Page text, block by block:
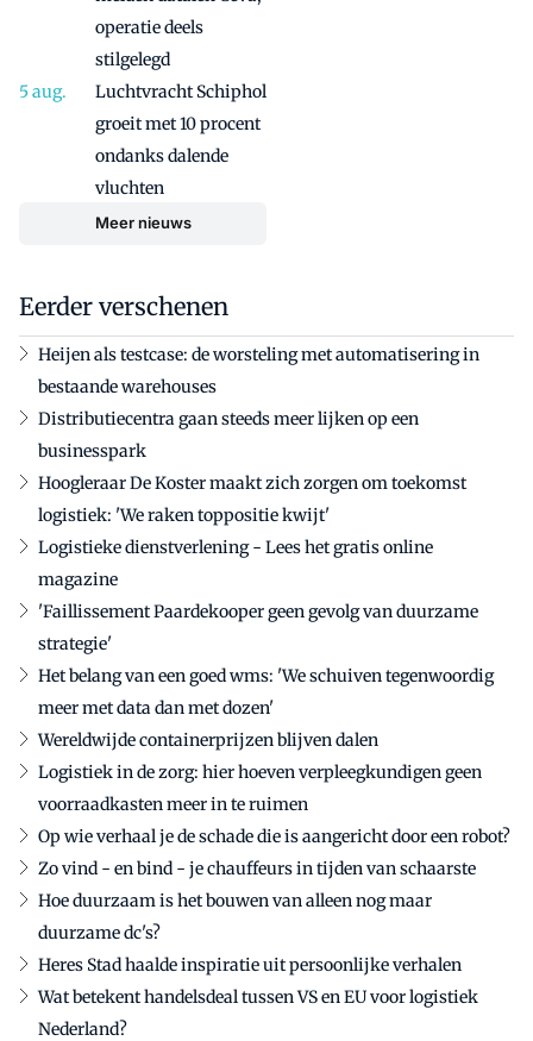
operatie deels
stilgelegd
Luchtvracht Schiphol
groeit met 10 procent
ondanks dalende
vluchten
Meer nieuws
Eerder verschenen
Heijen als testcase: de worsteling met automatisering in
bestaande warehouses
Distributiecentra gaan steeds meer lijken op een
businesspark
Hoogleraar De Koster maakt zich zorgen om toekomst
logistiek: 'We raken toppositie kwijt'
Logistieke dienstverlening - Lees het gratis online
magazine
'Faillissement Paardekooper geen gevolg van duurzame
strategie'
Het belang van een goed wms: 'We schuiven tegenwoordig
meer met data dan met dozen'
Wereldwijde containerprijzen blijven dalen
Logistiek in de zorg: hier hoeven verpleegkundigen geen
voorraadkasten meer in te ruimen
Op wie verhaal je de schade die is aangericht door een robot?
Zo vind - en bind - je chauffeurs in tijden van schaarste
Hoe duurzaam is het bouwen van alleen nog maar
duurzame dc's?
Heres Stad haalde inspiratie uit persoonlijke verhalen
Wat betekent handelsdeal tussen VS en EU voor logistiek
Nederland?